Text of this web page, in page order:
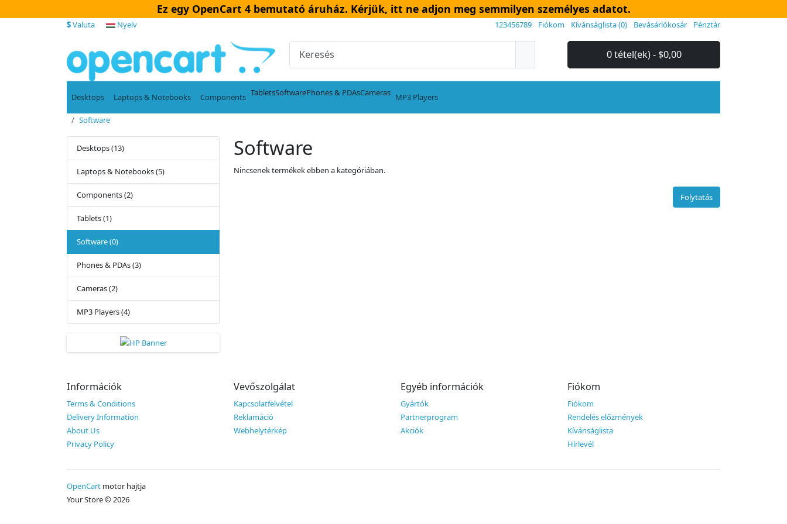
Ez egy OpenCart 4 bemutató áruház. Kérjük, itt ne adjon meg semmilyen személyes adatot.
$Valuta Nyelv 123456789 Fiókom Kívánságlista (0) Bevásárlókosár Pénztár
0 tétel(ek) - $0,00
Desktops Laptops & Notebooks Components TabletsSoftwarePhones & PDAsCameras MP3 Players
Software
Desktops (13)
Laptops & Notebooks (5)
Components (2)
Tablets (1)
Software (0)
Phones & PDAs (3)
Cameras (2)
MP3 Players (4)
Software
Nincsenek termékek ebben a kategóriában.
Folytatás
Információk
Terms & Conditions
Delivery Information
About Us
Privacy Policy
Vevőszolgálat
Kapcsolatfelvétel
Reklamáció
Webhelytérkép
Egyéb információk
Gyártók
Partnerprogram
Akciók
Fiókom
Fiókom
Rendelés előzmények
Kívánságlista
Hírlevél
OpenCart motor hajtja
Your Store © 2026